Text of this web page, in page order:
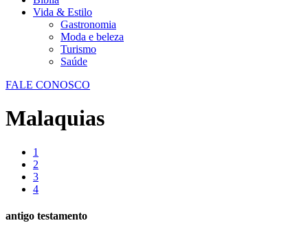
Vida & Estilo
Gastronomia
Moda e beleza
Turismo
Saúde
FALE CONOSCO
Malaquias
1
2
3
4
antigo testamento